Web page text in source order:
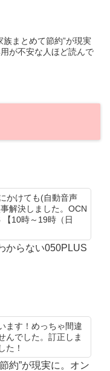
族まとめて節約”が現実
が不安な人ほど読んで
かけても(自動音声
解決しました。OCN
10時～19時（日
からない050PLUS
ます！めっちゃ間違
んでした。訂正しま
た！
約”が現実に。オン